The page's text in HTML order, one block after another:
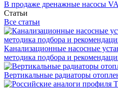
В продаже дренажные насосы
Статьи
Все статьи
Канализационные насосные
методика подбора и
Вертикальные радиаторы